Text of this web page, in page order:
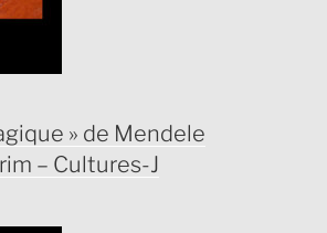
» de Mendele
– Cultures-J